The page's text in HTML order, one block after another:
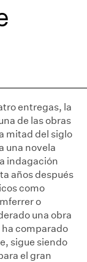
entregas, la
de las obras
mitad del siglo
una novela
indagación
años después
como
o
una obra
ha comparado
sigue siendo
el gran